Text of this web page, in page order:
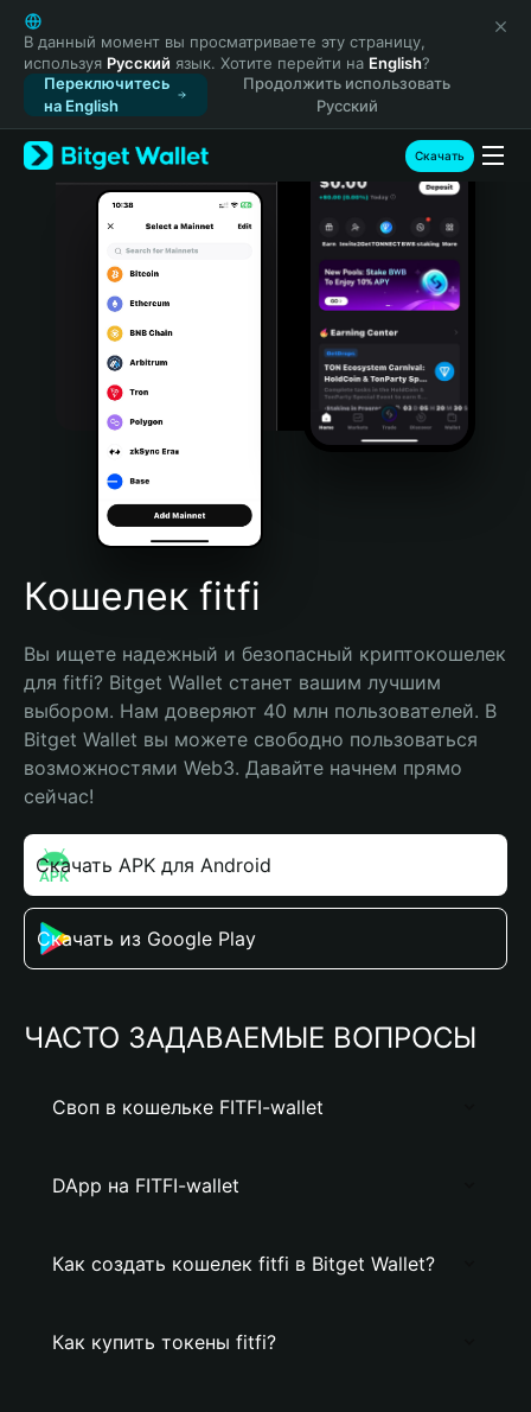
English
日本語
Tiếng Việt
Русский
Español (Latinoamérica)
Türkçe
Italiano
Português (Portugal)
Bahasa Indonesia
Português (Brasil)
Español (Argentina)
В данный момент вы просматриваете эту страницу,
используя Русский язык. Хотите перейти на English?
Переключитесь
на English
Продолжить использовать
Русский
Скачать
Кошелек fitfi
Вы ищете надежный и безопасный криптокошелек
для fitfi? Bitget Wallet станет вашим лучшим
выбором. Нам доверяют 40 млн пользователей. В
Bitget Wallet вы можете свободно пользоваться
возможностями Web3. Давайте начнем прямо
сейчас!
Скачать APK для Android
Скачать из Google Play
ЧАСТО ЗАДАВАЕМЫЕ ВОПРОСЫ
Своп в кошельке FITFI-wallet
DApp на FITFI-wallet
Как создать кошелек fitfi в Bitget Wallet?
Как купить токены fitfi?